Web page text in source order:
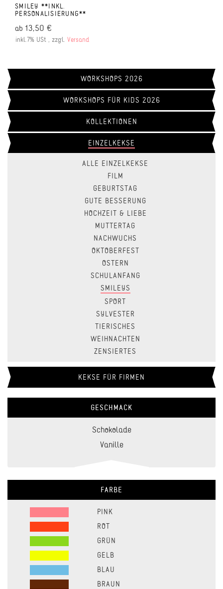
SMILEY **INKL.
PERSONALISIERUNG**
ab 13,50 €
inkl.7% USt , zzgl. Versand
WORKSHOPS 2026
WORKSHOPS FÜR KIDS 2026
KOLLEKTIONEN
EINZELKEKSE
ALLE EINZELKEKSE
FILM
GEBURTSTAG
GUTE BESSERUNG
HOCHZEIT & LIEBE
MUTTERTAG
NACHWUCHS
OKTOBERFEST
OSTERN
SCHULANFANG
SMILEYS
SPORT
SYLVESTER
TIERISCHES
WEIHNACHTEN
ZENSIERTES
KEKSE FÜR FIRMEN
GESCHMACK
Schokolade
Vanille
FARBE
PINK
ROT
GRÜN
GELB
BLAU
BRAUN